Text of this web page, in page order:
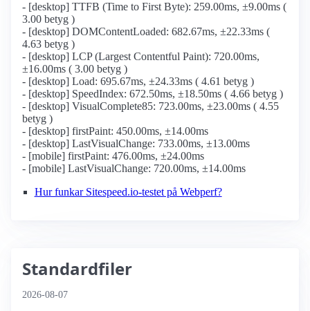
- [desktop] TTFB (Time to First Byte): 259.00ms, ±9.00ms (
3.00 betyg )
- [desktop] DOMContentLoaded: 682.67ms, ±22.33ms (
4.63 betyg )
- [desktop] LCP (Largest Contentful Paint): 720.00ms,
±16.00ms ( 3.00 betyg )
- [desktop] Load: 695.67ms, ±24.33ms ( 4.61 betyg )
- [desktop] SpeedIndex: 672.50ms, ±18.50ms ( 4.66 betyg )
- [desktop] VisualComplete85: 723.00ms, ±23.00ms ( 4.55
betyg )
- [desktop] firstPaint: 450.00ms, ±14.00ms
- [desktop] LastVisualChange: 733.00ms, ±13.00ms
- [mobile] firstPaint: 476.00ms, ±24.00ms
- [mobile] LastVisualChange: 720.00ms, ±14.00ms
Hur funkar Sitespeed.io-testet på Webperf?
Standardfiler
2026-08-07